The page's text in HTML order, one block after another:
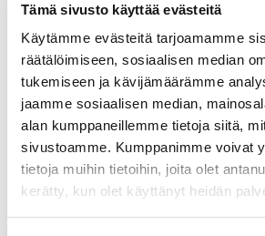
Tämä sivusto käyttää evästeitä
Käytämme evästeitä tarjoamamme
räätälöimiseen, sosiaalisen median
tukemiseen ja kävijämäärämme
jaamme sosiaalisen median,
alan kumppaneillemme tietoja siitä,
sivustoamme. Kumppanimme voivat
tietoja muihin tietoihin, joita olet
kerätty, kun olet käyttänyt heidän
and result-oriented cross
Cleantech collaboration
China. The main goal of the
technologies that will help to
environmental target. So far
had a very successful phase I
Finnish Cleantech knowledge
Finnish companies enter the